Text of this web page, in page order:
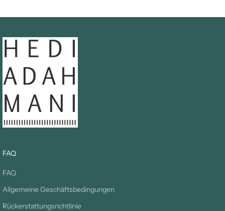
FAQ
FAQ
Allgemeine Geschäftsbedingungen
Rückerstattungsrichtlinie